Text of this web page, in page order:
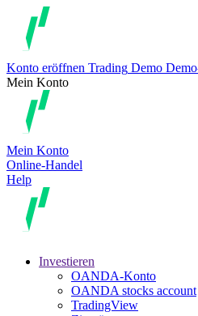
Konto eröffnen Trading Demo
Mein Konto
Mein Konto
Online-Handel
Help
Investieren
OANDA-Konto
OANDA stocks account
TradingView